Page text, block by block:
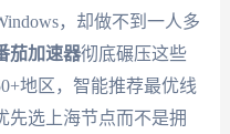
，却做不到一人多
茄加速器彻底碾压这些
地区，智能推荐最优线
选上海节点而不是拥